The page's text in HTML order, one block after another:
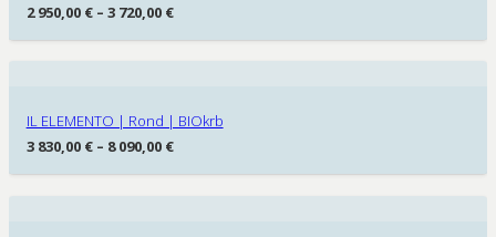
2 950,00 €– 3 720,00 €
IL ELEMENTO | Rond | BIOkrb
3 830,00 €– 8 090,00 €